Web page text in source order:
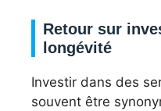
Retour sur
longévité
Investir dans des
souvent être